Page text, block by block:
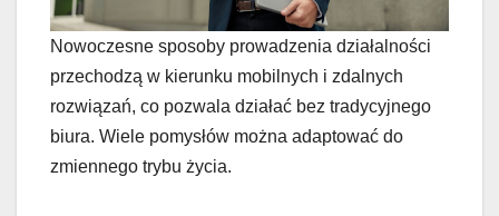
Nowoczesne sposoby prowadzenia działalności
przechodzą w kierunku mobilnych i zdalnych
rozwiązań, co pozwala działać bez tradycyjnego
biura. Wiele pomysłów można adaptować do
zmiennego trybu życia.